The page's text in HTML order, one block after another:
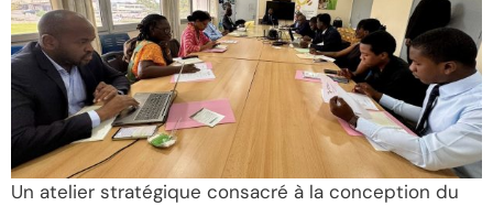
Un atelier stratégique consacré à la conception du